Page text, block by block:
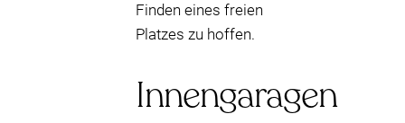
Finden eines freien
Platzes zu hoffen.
Innengaragen